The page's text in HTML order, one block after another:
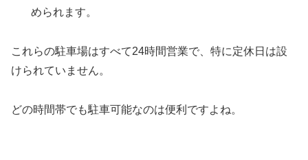
められます。
これらの駐車場はすべて24時間営業で、特に定休日は設
けられていません。
どの時間帯でも駐車可能なのは便利ですよね。